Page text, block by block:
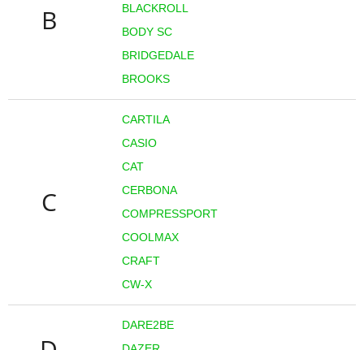
B
BLACKROLL
BODY SC
BRIDGEDALE
BROOKS
C
CARTILA
CASIO
CAT
CERBONA
COMPRESSPORT
COOLMAX
CRAFT
CW-X
DARE2BE